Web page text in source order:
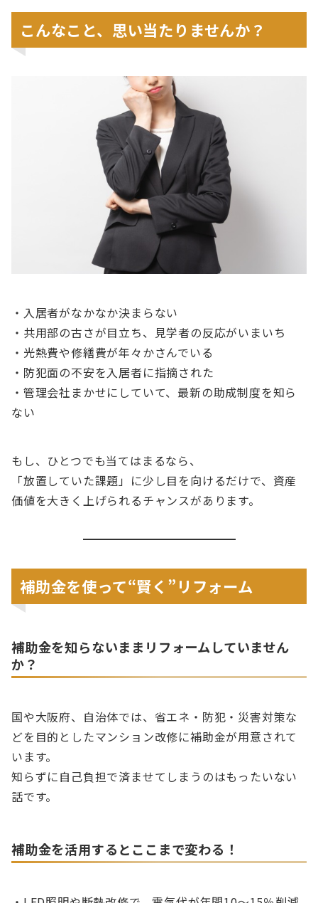
こんなこと、思い当たりませんか？
・入居者がなかなか決まらない
・共用部の古さが目立ち、見学者の反応がいまいち
・光熱費や修繕費が年々かさんでいる
・防犯面の不安を入居者に指摘された
・管理会社まかせにしていて、最新の助成制度を知ら
ない
もし、ひとつでも当てはまるなら、
「放置していた課題」に少し目を向けるだけで、資産
価値を大きく上げられるチャンスがあります。
補助金を使って“賢く”リフォーム
補助金を知らないままリフォームしていません
か？
国や大阪府、自治体では、省エネ・防犯・災害対策な
どを目的としたマンション改修に補助金が用意されて
います。
知らずに自己負担で済ませてしまうのはもったいない
話です。
補助金を活用するとここまで変わる！